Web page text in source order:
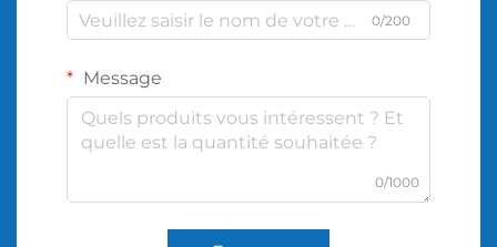
0/200
Message
0/1000